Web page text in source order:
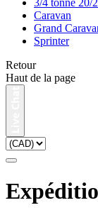
Caravan
Grand
Sprinter
Retour
Haut de la page